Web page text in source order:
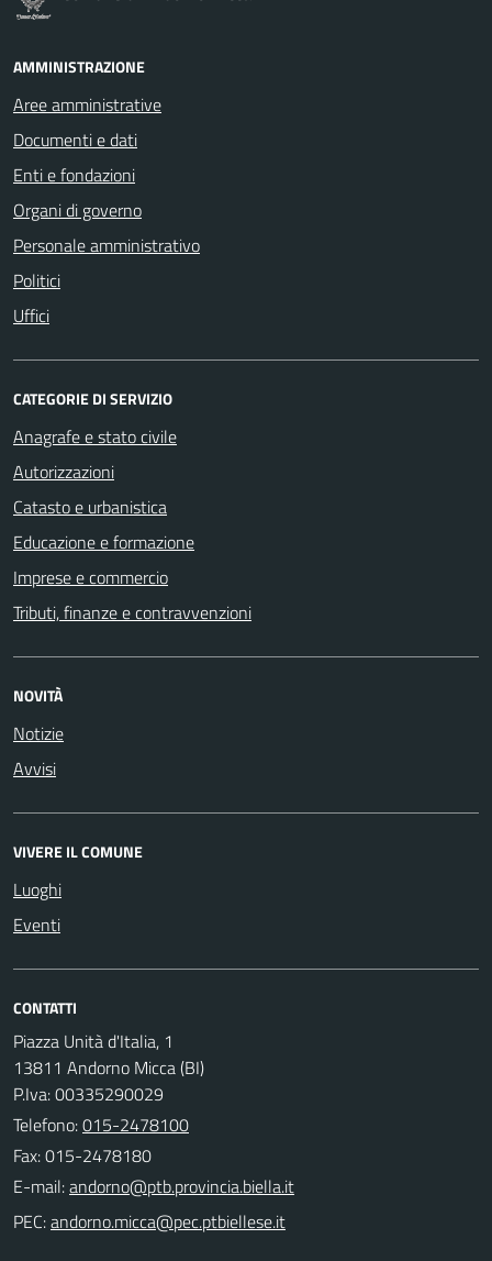
AMMINISTRAZIONE
Aree amministrative
Documenti e dati
Enti e fondazioni
Organi di governo
Personale amministrativo
Politici
Uffici
CATEGORIE DI SERVIZIO
Anagrafe e stato civile
Autorizzazioni
Catasto e urbanistica
Educazione e formazione
Imprese e commercio
Tributi, finanze e contravvenzioni
NOVITÀ
Notizie
Avvisi
VIVERE IL COMUNE
Luoghi
Eventi
CONTATTI
Piazza Unità d'Italia, 1
13811 Andorno Micca (BI)
P.Iva: 00335290029
Telefono:015-2478100
Fax: 015-2478180
E-mail:
PEC: